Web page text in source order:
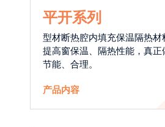
平开系列
型材断热腔内填充保温隔热材
提高窗保温、隔热性能，真正
节能、合理。
产品内容